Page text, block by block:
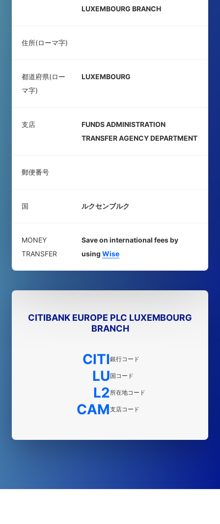
LUXEMBOURG BRANCH
住所(ローマ字)
都道府県(ロー
マ字)
LUXEMBOURG
支店
FUNDS ADMINISTRATION
TRANSFER AGENCY DEPARTMENT
郵便番号
国 ルクセンブルク
MONEY
TRANSFER
Save on international fees by
using Wise
CITIBANK EUROPE PLC LUXEMBOURG
BRANCH
CITI銀行コード
LU国コード
L2所在地コード
CAM支店コード